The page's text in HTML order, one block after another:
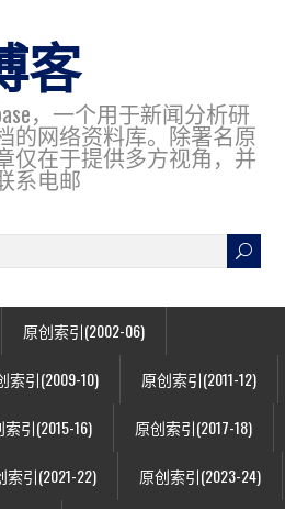
客
，一个用于新闻分析研
的网络资料库。除署名原
仅在于提供多方视角，并
系电邮
原创索引(2002-06)
索引(2009-10) 原创索引(2011-12)
引(2015-16) 原创索引(2017-18)
索引(2021-22) 原创索引(2023-24)